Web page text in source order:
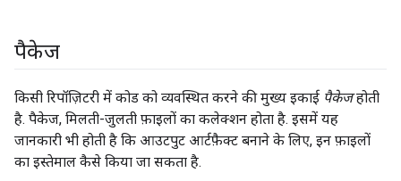
पैकेज
किसी रिपॉज़िटरी में कोड को व्यवस्थित करने की मुख्य इकाई पैकेजहोती
है. पैकेज, मिलती-जुलती फ़ाइलों का कलेक्शन होता है. इसमें यह
जानकारी भी होती है कि आउटपुट आर्टफ़ैक्ट बनाने के लिए, इन फ़ाइलों
का इस्तेमाल कैसे किया जा सकता है.